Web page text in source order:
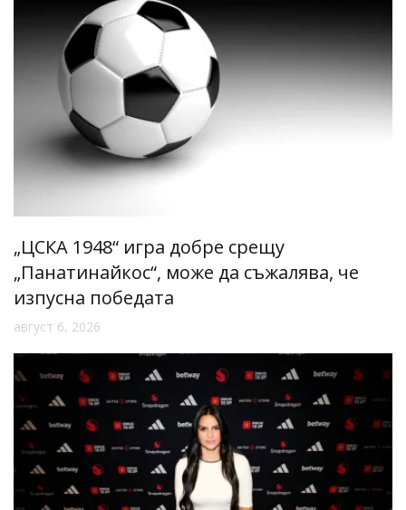
„ЦСКА 1948“ игра добре срещу
„Панатинайкос“, може да съжалява, че
изпусна победата
август 6, 2026